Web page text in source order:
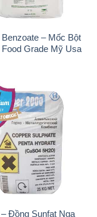
Benzoate – Mốc Bột
Food Grade Mỹ Usa
Đồng Sunfat Nga